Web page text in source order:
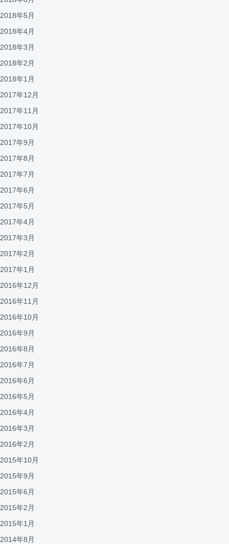
2018年5月
2018年4月
2018年3月
2018年2月
2018年1月
2017年12月
2017年11月
2017年10月
2017年9月
2017年8月
2017年7月
2017年6月
2017年5月
2017年4月
2017年3月
2017年2月
2017年1月
2016年12月
2016年11月
2016年10月
2016年9月
2016年8月
2016年7月
2016年6月
2016年5月
2016年4月
2016年3月
2016年2月
2015年10月
2015年9月
2015年6月
2015年2月
2015年1月
2014年8月